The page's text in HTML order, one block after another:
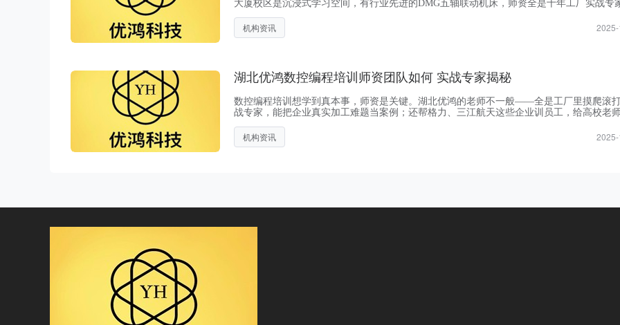
大厦校区是沉浸式学习空间，有行业先进的DMG五轴联动机床，师资全是十年工厂实战专
能的老师，全是为了让学员学了就能对接岗位。
机构资讯
湖北优鸿数控编程培训师资团队如何 实战专家揭秘
数控编程培训想学到真本事，师资是关键。湖北优鸿的老师不一般——全是工厂里摸爬滚
战专家，能把企业真实加工难题当案例；还帮格力、三江航天这些企业训员工，给高校老
的技能吗？往下看就知道。
机构资讯